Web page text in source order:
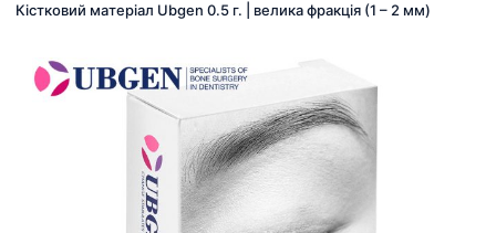
Кістковий матеріал Ubgen 0.5 г. | велика фракція (1 – 2 мм)